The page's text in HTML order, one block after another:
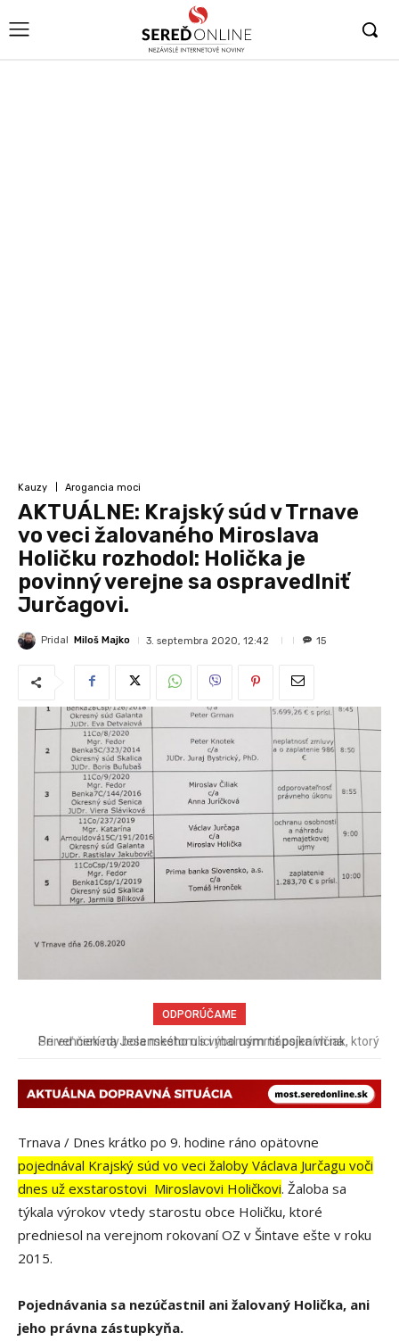
Kauzy Arogancia moci
AKTUÁLNE: Krajský súd v Trnave
vo veci žalovaného Miroslava
Holičku rozhodol: Holička je
povinný verejne sa ospravedlniť
Jurčagovi.
Pridal Miloš Majko 3. septembra 2020, 12:42 15
ODPORÚČAME
Pri venčení na Jesenského ulici mal usmrtiť psíka vlčiak, ktorý
Trnava / Dnes krátko po 9. hodine ráno opätovne
pojednával Krajský súd vo veci žaloby Václava Jurčagu voči
dnes už exstarostovi Miroslavovi Holičkovi. Žaloba sa
týkala výrokov vtedy starostu obce Holičku, ktoré
predniesol na verejnom rokovaní OZ v Šintave ešte v roku
2015.
Pojednávania sa nezúčastnil ani žalovaný Holička, ani
jeho právna zástupkyňa.